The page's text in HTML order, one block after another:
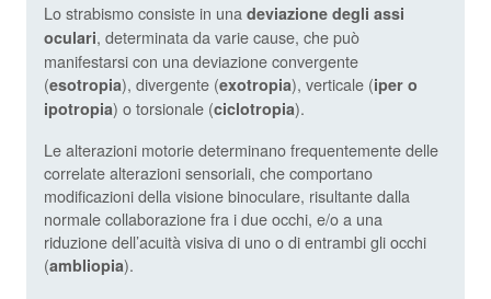
Lo strabismo consiste in una deviazione degli assi
oculari, determinata da varie cause, che può
manifestarsi con una deviazione convergente
(esotropia), divergente (exotropia), verticale (iper o
ipotropia) o torsionale (ciclotropia).
Le alterazioni motorie determinano frequentemente delle
correlate alterazioni sensoriali, che comportano
modificazioni della visione binoculare, risultante dalla
normale collaborazione fra i due occhi, e/o a una
riduzione dell’acuità visiva di uno o di entrambi gli occhi
(ambliopia).